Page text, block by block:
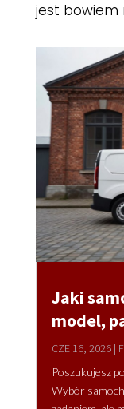
jest bowiem
Jaki
model,
CZE 16, 2026|
Poszukujesz
Wybór